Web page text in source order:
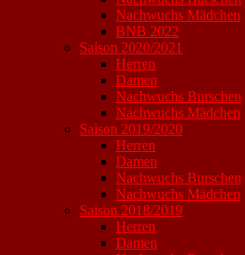
Nachwuchs Mädchen
BNB 2022
Saison 2020/2021
Herren
Damen
Nachwuchs Burschen
Nachwuchs Mädchen
Saison 2019/2020
Herren
Damen
Nachwuchs Burschen
Nachwuchs Mädchen
Saison 2018/2019
Herren
Damen